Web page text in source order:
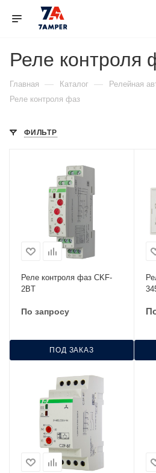
Реле контроля
Главная — Каталог — Релейная
Реле контроля фаз
ФИЛЬТР
Реле контроля фаз CKF-
2BТ
По запросу
ПОД ЗАКАЗ